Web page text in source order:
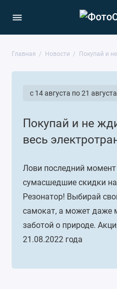
Главная Новости Покупай и
c 14 августа по 21 августа
Покупай и не
весь
Лови последний момент
сумасшедшие скидки
Резонатор! Выбирай
самокат, а может даже
заботой о природе.
21.08.2022 года